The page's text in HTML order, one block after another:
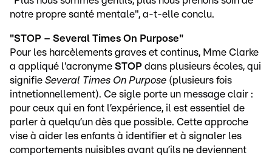
notre propre santé mentale", a-t-elle conclu.
"STOP – Several Times On Purpose"
Pour les harcèlements graves et continus, Mme Clarke
a appliqué l'acronyme STOP dans plusieurs écoles, qui
signifie Several Times On Purpose (plusieurs fois
intnetionnellement). Ce sigle porte un message clair :
pour ceux qui en font l’expérience, il est essentiel de
parler à quelqu’un dès que possible. Cette approche
vise à aider les enfants à identifier et à signaler les
comportements nuisibles avant qu’ils ne deviennent